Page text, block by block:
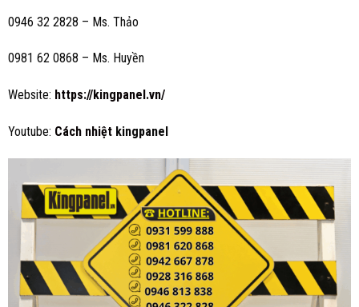
0946 32 2828 – Ms. Thảo
0981 62 0868 – Ms. Huyền
Website: https://kingpanel.vn/
Youtube: Cách nhiệt kingpanel